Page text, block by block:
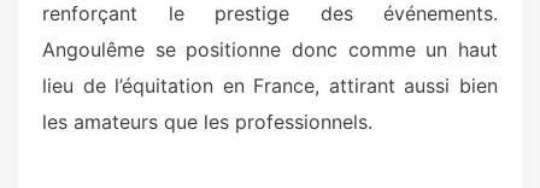
renforçant le prestige des événements.
Angoulême se positionne donc comme un haut
lieu de l’équitation en France, attirant aussi bien
les amateurs que les professionnels.